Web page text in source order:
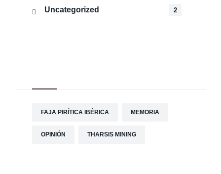
Uncategorized 2
FAJA PIRÍTICA IBÉRICA MEMORIA
OPINIÓN THARSIS MINING